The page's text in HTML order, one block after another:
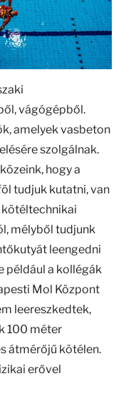
vágógépből.
amelyek vasbeton
szolgálnak.
hogy a
tudjuk kutatni, van
kötéltechnikai
mélyből tudjunk
leengedni
például a kollégák
Mol Központ
leereszkedtek,
100 méter
átmérőjű kötélen.
erővel